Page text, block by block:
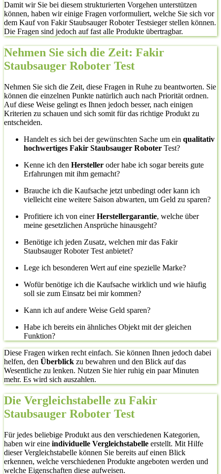
Damit wir Sie bei diesem strukturierten Vorgehen unterstützen
können, haben wir einige Fragen vorformuliert, welche Sie sich vor
dem Kauf von Fakir Staubsauger Roboter Testsieger stellen können.
Die Fragen sind jedoch auf fast alle Produkte übertragbar.
Nehmen Sie sich die Zeit: Fakir
Staubsauger Roboter Test
Nehmen Sie sich die Zeit, diese Fragen in Ruhe zu beantworten. Sie
können die einzelnen Punkte natürlich auch nach Priorität ordnen.
Auf diese Weise gelingt es Ihnen jedoch besser, nach einigen
Kriterien zu schauen und sich somit für das richtige Produkt zu
entscheiden.
Handelt es sich bei der gewünschten Sache um ein qualitativ
hochwertiges Fakir Staubsauger Roboter Test?
Kenne ich den Hersteller oder habe ich sogar bereits gute
Erfahrungen mit ihm gemacht?
Brauche ich die Kaufsache jetzt unbedingt oder kann ich
vielleicht eine weitere Saison abwarten, um Geld zu sparen?
Profitiere ich von einerHerstellergarantie, welche über
meine gesetzlichen Ansprüche hinausgeht?
Benötige ich jeden Zusatz, welchen mir das Fakir
Staubsauger Roboter Test anbietet?
Lege ich besonderen Wert auf eine spezielle Marke?
Wofür benötige ich die Kaufsache wirklich und wie häufig
soll sie zum Einsatz bei mir kommen?
Kann ich auf andere Weise Geld sparen?
Habe ich bereits ein ähnliches Objekt mit der gleichen
Funktion?
Diese Fragen wirken recht einfach. Sie können Ihnen jedoch dabei
helfen, den Überblick zu bewahren und den Blick auf das
Wesentliche zu lenken. Nutzen Sie hier ruhig ein paar Minuten
mehr. Es wird sich auszahlen.
Die Vergleichstabelle zu Fakir
Staubsauger Roboter Test
Für jedes beliebige Produkt aus den verschiedenen Kategorien,
haben wir eine individuelle Vergleichstabelle erstellt. Mit Hilfe
dieser Vergleichstabelle können Sie bereits auf einen Blick
erkennen, welche verschiedenen Produkte angeboten werden und
welche Eigenschaften diese aufweisen.